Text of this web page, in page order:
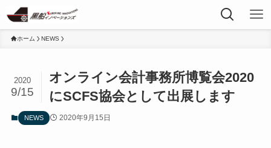
ホーム NEWS
オンライン会計事務所博覧会2020
にSCFS協会として出展します
2020
9/15
NEWS 2020年9月15日